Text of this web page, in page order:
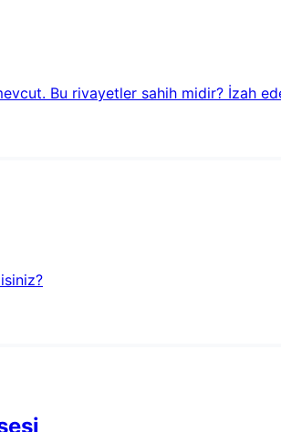
Bu rivayetler sahih midir? İzah